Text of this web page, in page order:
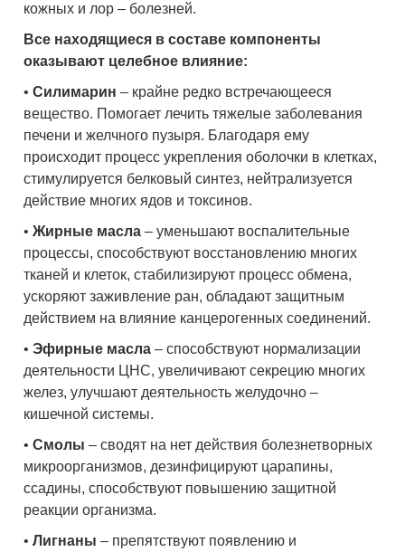
кожных и лор – болезней.
Все находящиеся в составе компоненты
оказывают целебное влияние:
•Силимарин – крайне редко встречающееся
вещество. Помогает лечить тяжелые заболевания
печени и желчного пузыря. Благодаря ему
происходит процесс укрепления оболочки в клетках,
стимулируется белковый синтез, нейтрализуется
действие многих ядов и токсинов.
•Жирные масла – уменьшают воспалительные
процессы, способствуют восстановлению многих
тканей и клеток, стабилизируют процесс обмена,
ускоряют заживление ран, обладают защитным
действием на влияние канцерогенных соединений.
•Эфирные масла – способствуют нормализации
деятельности ЦНС, увеличивают секрецию многих
желез, улучшают деятельность желудочно –
кишечной системы.
•Смолы – сводят на нет действия болезнетворных
микроорганизмов, дезинфицируют царапины,
ссадины, способствуют повышению защитной
реакции организма.
•Лигнаны – препятствуют появлению и